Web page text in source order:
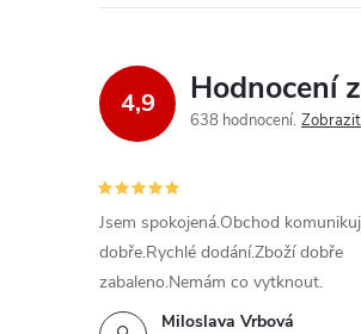
4,9 Hodnocení
638 hodnocení
Miloslava Vrbová
Jsem spokojená.Obchod
dobře.Rychlé dodání.Zboží dobře
zabaleno.Nemám co vytknout.